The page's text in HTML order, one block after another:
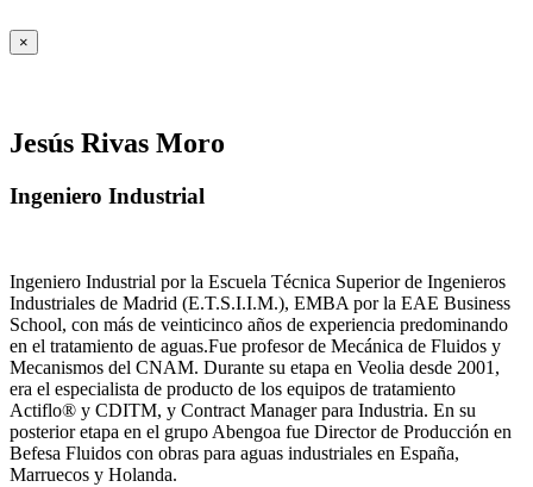
×
Jesús Rivas Moro
Ingeniero Industrial
Ingeniero Industrial por la Escuela Técnica Superior de Ingenieros
Industriales de Madrid (E.T.S.I.I.M.), EMBA por la EAE Business
School, con más de veinticinco años de experiencia predominando
en el tratamiento de aguas.Fue profesor de Mecánica de Fluidos y
Mecanismos del CNAM. Durante su etapa en Veolia desde 2001,
era el especialista de producto de los equipos de tratamiento
Actiflo® y CDITM, y Contract Manager para Industria. En su
posterior etapa en el grupo Abengoa fue Director de Producción en
Befesa Fluidos con obras para aguas industriales en España,
Marruecos y Holanda.